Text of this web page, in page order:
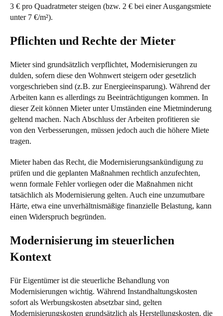
3 € pro Quadratmeter steigen (bzw. 2 € bei einer Ausgangsmiete
unter 7 €/m²).
Pflichten und Rechte der Mieter
Mieter sind grundsätzlich verpflichtet, Modernisierungen zu
dulden, sofern diese den Wohnwert steigern oder gesetzlich
vorgeschrieben sind (z.B. zur Energieeinsparung). Während der
Arbeiten kann es allerdings zu Beeinträchtigungen kommen. In
dieser Zeit können Mieter unter Umständen eine Mietminderung
geltend machen. Nach Abschluss der Arbeiten profitieren sie
von den Verbesserungen, müssen jedoch auch die höhere Miete
tragen.
Mieter haben das Recht, die Modernisierungsankündigung zu
prüfen und die geplanten Maßnahmen rechtlich anzufechten,
wenn formale Fehler vorliegen oder die Maßnahmen nicht
tatsächlich als Modernisierung gelten. Auch eine unzumutbare
Härte, etwa eine unverhältnismäßige finanzielle Belastung, kann
einen Widerspruch begründen.
Modernisierung im steuerlichen
Kontext
Für Eigentümer ist die steuerliche Behandlung von
Modernisierungen wichtig. Während Instandhaltungskosten
sofort als Werbungskosten absetzbar sind, gelten
Modernisierungskosten grundsätzlich als Herstellungskosten, die